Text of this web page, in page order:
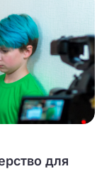
для